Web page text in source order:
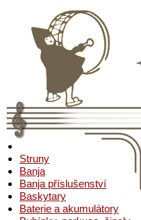
Struny
Banja
Banja příslušenství
Baskytary
Baterie a akumulátory